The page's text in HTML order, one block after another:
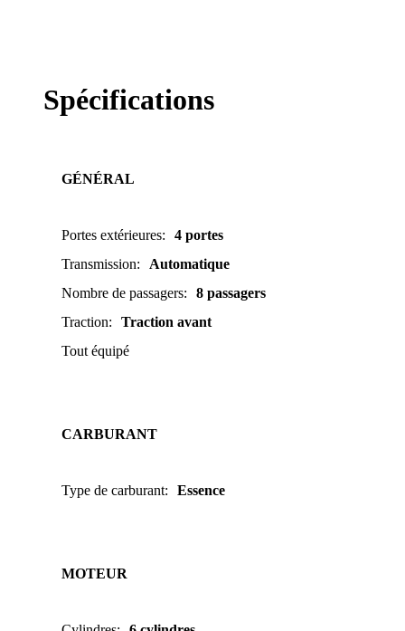
Spécifications
GÉNÉRAL
Portes extérieures:
4 portes
Transmission:
Automatique
Nombre de passagers:
8 passagers
Traction:
Traction avant
Tout équipé
CARBURANT
Type de carburant: Essence
MOTEUR